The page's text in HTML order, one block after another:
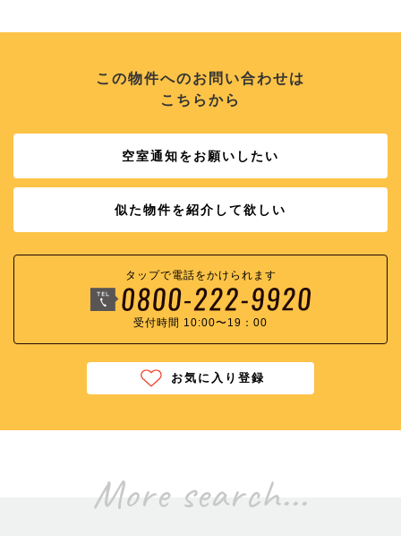
この物件へのお問い合わせは
こちらから
空室通知をお願いしたい
似た物件を紹介して欲しい
お気に入り登録
タップで電話をかけられます
受付時間 10:00〜19：00
More search...